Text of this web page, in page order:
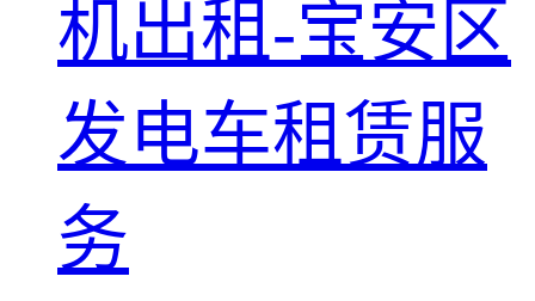
机出租-宝安区
发电车租赁服
务